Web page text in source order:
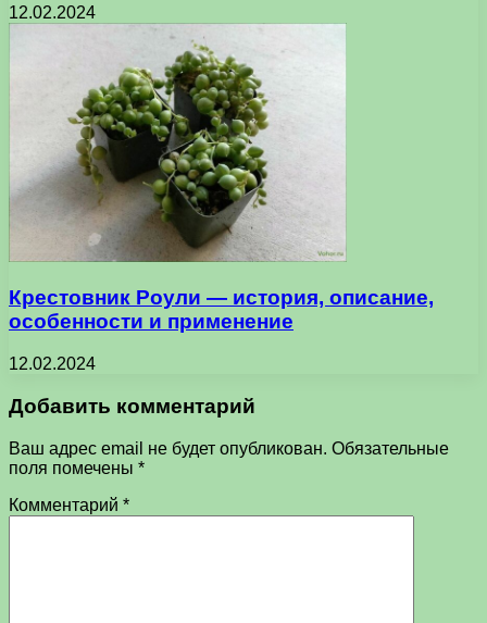
12.02.2024
Крестовник Роули — история, описание,
особенности и применение
12.02.2024
Добавить комментарий
Ваш адрес email не будет опубликован. Обязательные
поля помечены *
Комментарий *